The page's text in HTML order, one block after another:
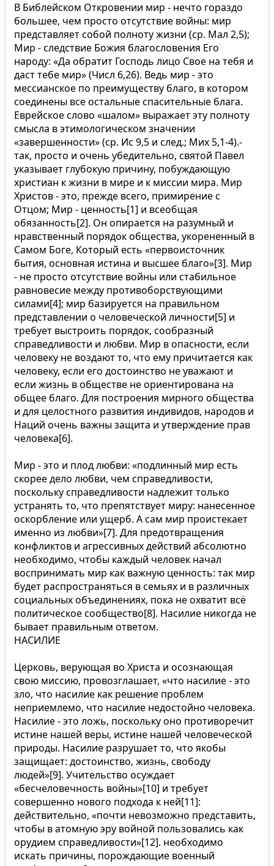
В Библейском Откровении мир - нечто гораздо
большее, чем просто отсутствие войны: мир
представляет собой полноту жизни (ср. Мал 2,5);
Мир - следствие Божия благословения Его
народу: «Да обратит Господь лицо Свое на тебя и
даст тебе мир» (Числ 6,26). Ведь мир - это
мессианское по преимуществу благо, в котором
соединены все остальные спасительные блага.
Еврейское слово «шалом» выражает эту полноту
смысла в этимологическом значении
«завершенности» (ср. Ис 9,5 и след.; Мих 5,1-4).-
так, просто и очень убедительно, святой Павел
указывает глубокую причину, побуждающую
христиан к жизни в мире и к миссии мира. Мир
Христов - это, прежде всего, примирение с
Отцом; Мир - ценность[1] и всеобщая
обязанность[2]. Он опирается на разумный и
нравственный порядок общества, укорененный в
Самом Боге, Который есть «первоисточник
бытия, основная истина и высшее благо»[3]. Мир
- не просто отсутствие войны или стабильное
равновесие между противоборствующими
силами[4]; мир базируется на правильном
представлении о человеческой личности[5] и
требует выстроить порядок, сообразный
справедливости и любви. Мир в опасности, если
человеку не воздают то, что ему причитается как
человеку, если его достоинство не уважают и
если жизнь в обществе не ориентирована на
общее благо. Для построения мирного общества
и для целостного развития индивидов, народов и
Наций очень важны защита и утверждение прав
человека[6].
Мир - это и плод любви: «подлинный мир есть
скорее дело любви, чем справедливости,
поскольку справедливости надлежит только
устранять то, что препятствует миру: нанесенное
оскорбление или ущерб. А сам мир проистекает
именно из любви»[7]. Для предотвращения
конфликтов и агрессивных действий абсолютно
необходимо, чтобы каждый человек начал
воспринимать мир как важную ценность: так мир
будет распространяться в семьях и в различных
социальных объединениях, пока не охватит всё
политическое сообщество[8]. Насилие никогда не
бывает правильным ответом.
НАСИЛИЕ
Церковь, верующая во Христа и осознающая
свою миссию, провозглашает, «что насилие - это
зло, что насилие как решение проблем
неприемлемо, что насилие недостойно человека.
Насилие - это ложь, поскольку оно противоречит
истине нашей веры, истине нашей человеческой
природы. Насилие разрушает то, что якобы
защищает: достоинство, жизнь, свободу
людей»[9]. Учительство осуждает
«бесчеловечность войны»[10] и требует
совершенно нового подхода к ней[11]:
действительно, «почти невозможно представить,
чтобы в атомную эру войной пользовались как
орудием справедливости»[12]. необходимо
искать причины, порождающие военный